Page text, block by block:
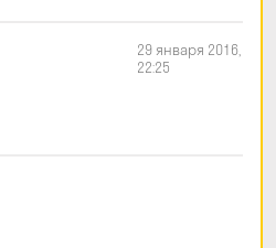
29 января 2016,
22:25